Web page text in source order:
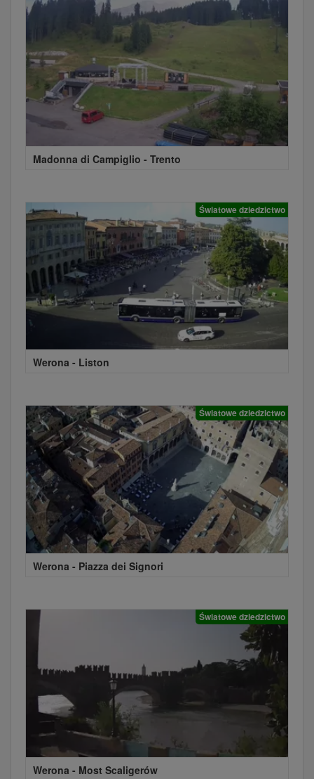
Madonna di Campiglio - Trento
Światowe dziedzictwo
Werona - Liston
Światowe dziedzictwo
Werona - Piazza dei Signori
Światowe dziedzictwo
Werona - Most Scaligerów